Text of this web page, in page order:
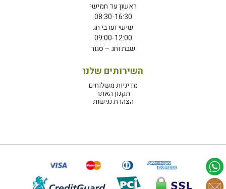
ראשון עד חמישי
08:30-16:30
שישי וערבי חג
09:00-12:00
שבת וחג – סגור
השירותים שלנו
מדיניות משלוחים
תקנון האתר
הצהרת נגישות